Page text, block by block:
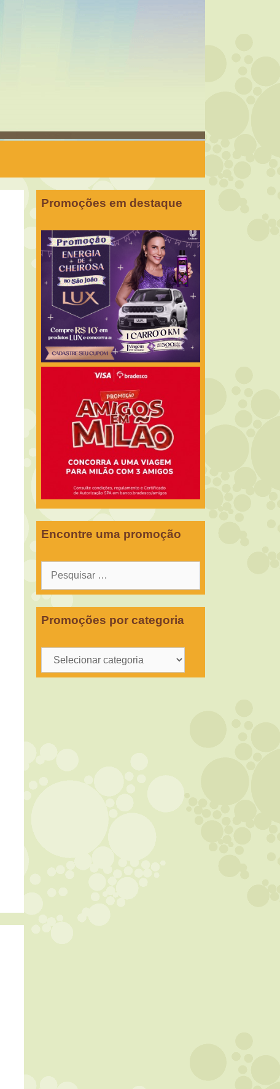
Promoções em destaque
Encontre uma promoção
Pesquisar
Promoções por categoria
Promoções
por